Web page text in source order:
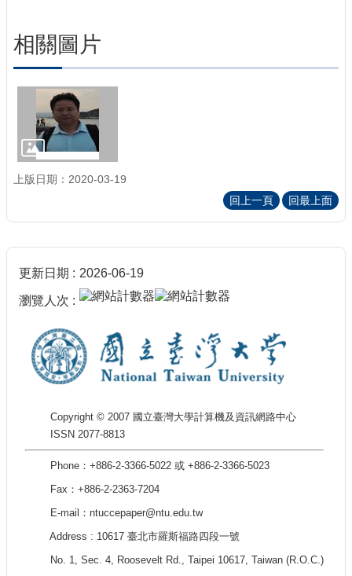
相關圖片
上版日期：2020-03-19
回上一頁
回最上面
更新日期 2026-06-19
瀏覽人次
Copyright © 2007 國立臺灣大學計算機及資訊網路中心
ISSN 2077-8813
Phone：+886-2-3366-5022 或 +886-2-3366-5023
Fax：+886-2-2363-7204
E-mail：ntuccepaper@ntu.edu.tw
Address : 10617 臺北市羅斯福路四段一號
No. 1, Sec. 4, Roosevelt Rd., Taipei 10617, Taiwan (R.O.C.)